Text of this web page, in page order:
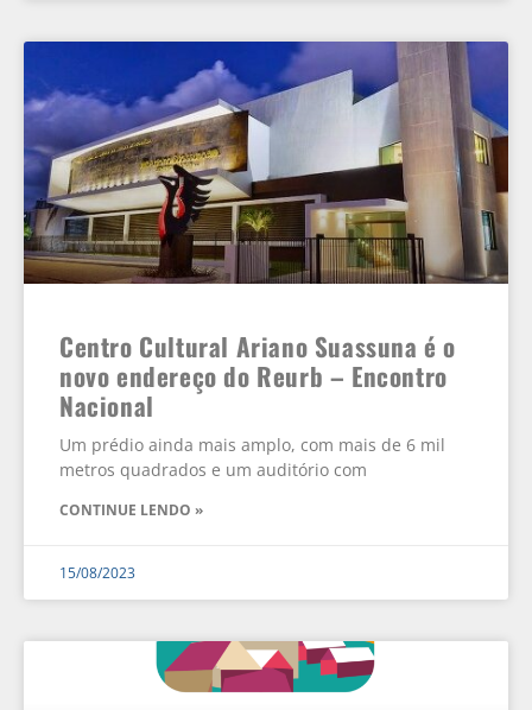
Centro Cultural Ariano Suassuna é o
novo endereço do Reurb – Encontro
Nacional
Um prédio ainda mais amplo, com mais de 6 mil
metros quadrados e um auditório com
CONTINUE LENDO »
15/08/2023